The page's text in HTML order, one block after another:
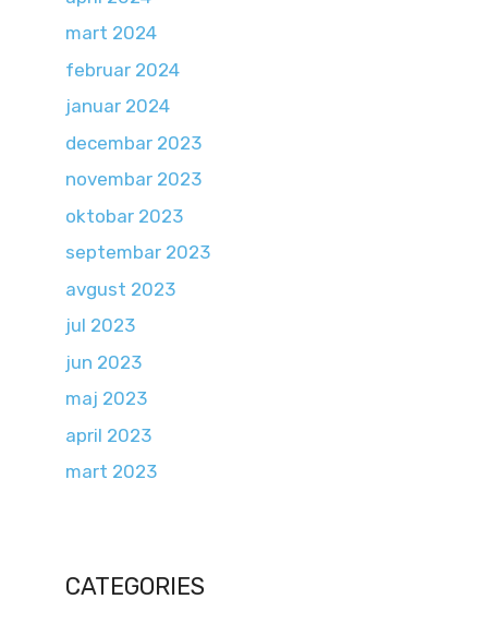
mart 2024
februar 2024
januar 2024
decembar 2023
novembar 2023
oktobar 2023
septembar 2023
avgust 2023
jul 2023
jun 2023
maj 2023
april 2023
mart 2023
CATEGORIES